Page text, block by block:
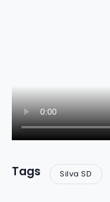
Tags Silva SD